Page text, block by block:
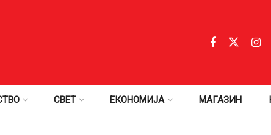
СВЕТ ЕКОНОМИЈА МАГАЗИН